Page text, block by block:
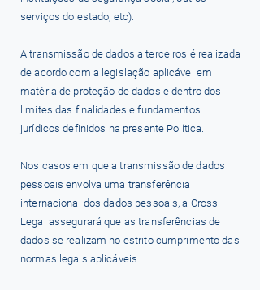
serviços do estado, etc).
A transmissão de dados a terceiros é realizada
de acordo com a legislação aplicável em
matéria de proteção de dados e dentro dos
limites das finalidades e fundamentos
jurídicos definidos na presente Política.
Nos casos em que a transmissão de dados
pessoais envolva uma transferência
internacional dos dados pessoais, a Cross
Legal assegurará que as transferências de
dados se realizam no estrito cumprimento das
normas legais aplicáveis.